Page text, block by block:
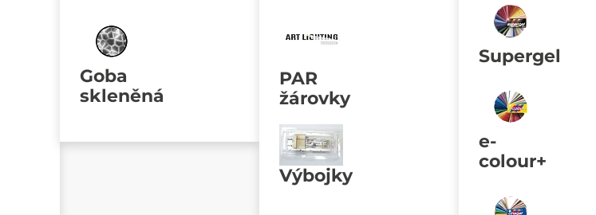
Goba
skleněná
PAR
žárovky
Výbojky
Supergel
e-
colour+